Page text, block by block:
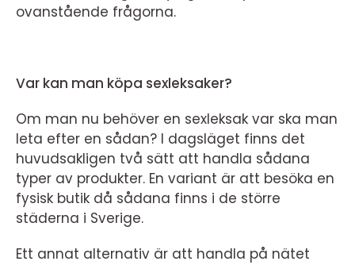
ovanstående frågorna.
Var kan man köpa sexleksaker?
Om man nu behöver en sexleksak var ska man
leta efter en sådan? I dagsläget finns det
huvudsakligen två sätt att handla sådana
typer av produkter. En variant är att besöka en
fysisk butik då sådana finns i de större
städerna i Sverige.
Ett annat alternativ är att handla på nätet